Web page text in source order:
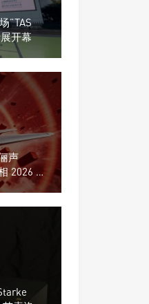
”TAS
开幕
声
2026 北